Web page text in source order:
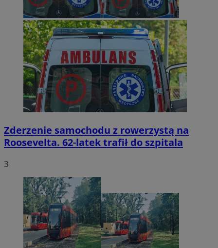
Zderzenie samochodu z rowerzystą na
Roosevelta. 62-latek trafił do szpitala
3